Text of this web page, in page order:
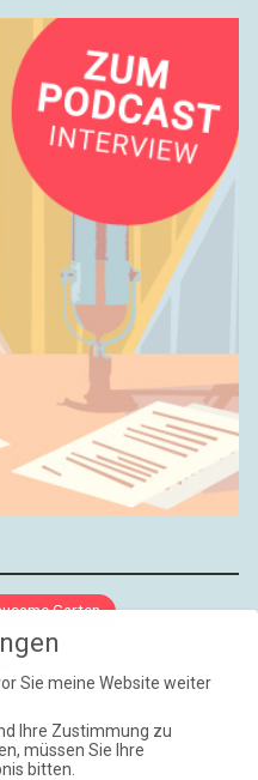
Garten
Sie meine Website weiter
Ihre Zustimmung zu
müssen Sie Ihre
bitten.